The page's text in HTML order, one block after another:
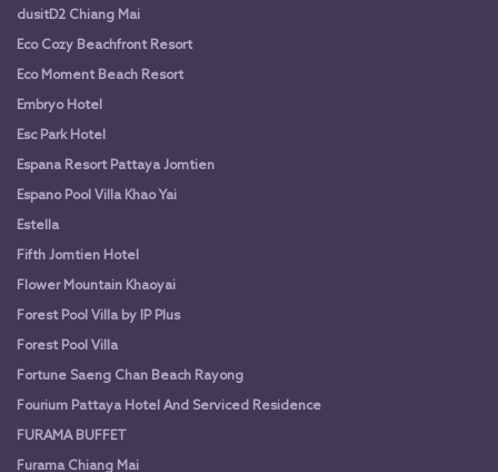
dusitD2 Chiang Mai
Eco Cozy Beachfront Resort
Eco Moment Beach Resort
Embryo Hotel
Esc Park Hotel
Espana Resort Pattaya Jomtien
Espano Pool Villa Khao Yai
Estella
Fifth Jomtien Hotel
Flower Mountain Khaoyai
Forest Pool Villa by IP Plus
Forest Pool Villa
Fortune Saeng Chan Beach Rayong
Fourium Pattaya Hotel And Serviced Residence
FURAMA BUFFET
Furama Chiang Mai